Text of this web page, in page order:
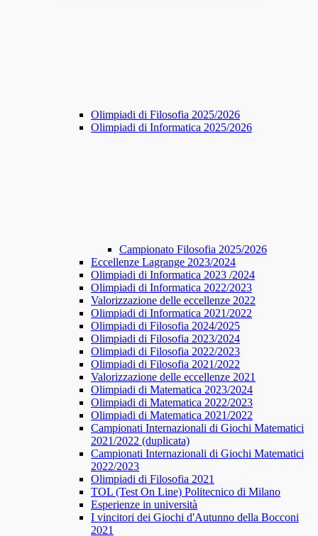
Olimpiadi di Filosofia 2025/2026
Olimpiadi di Informatica 2025/2026
Campionato Filosofia 2025/2026
​​Eccellenze Lagrange 2023/2024
Olimpiadi di Informatica 2023 /2024
Olimpiadi di Informatica 2022/2023
Valorizzazione delle eccellenze 2022
Olimpiadi di Informatica 2021/2022
Olimpiadi di Filosofia 2024/2025
Olimpiadi di Filosofia 2023/2024
Olimpiadi di Filosofia 2022/2023
Olimpiadi di Filosofia 2021/2022
Valorizzazione delle eccellenze 2021
Olimpiadi di Matematica 2023/2024
Olimpiadi di Matematica 2022/2023
Olimpiadi di Matematica 2021/2022
Campionati Internazionali di Giochi Matematici
2021/2022 (duplicata)
Campionati Internazionali di Giochi Matematici
2022/2023
Olimpiadi di Filosofia 2021
TOL (Test On Line) Politecnico di Milano
Esperienze in università
I vincitori dei Giochi d'Autunno della Bocconi
2021